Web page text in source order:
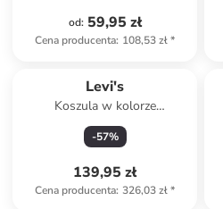
od: 59,95 zł
Cena producenta: 108,53 zł*
Levi's
Koszula w kolorze
jasnoróżowym
-57%
139,95 zł
Cena producenta: 326,03 zł*